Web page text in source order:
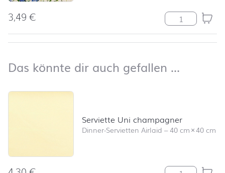
3,49€ Wild Poppies
Das könnte dir auch gefallen …
Produktliste überspringen und zum Filter springen
Serviette Uni champagner
Dinner-Servietten Airlaid –40 cm×40 cm